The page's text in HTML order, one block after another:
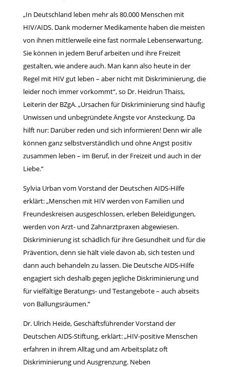
„In Deutschland leben mehr als 80.000 Menschen mit
HIV/AIDS. Dank moderner Medikamente haben die meisten
von ihnen mittlerweile eine fast normale Lebenserwartung.
Sie können in jedem Beruf arbeiten und ihre Freizeit
gestalten, wie andere auch. Man kann also heute in der
Regel mit HIV gut leben – aber nicht mit Diskriminierung, die
leider noch immer vorkommt“, so Dr. Heidrun Thaiss,
Leiterin der BZgA. „Ursachen für Diskriminierung sind häufig
Unwissen und unbegründete Ängste vor Ansteckung. Da
hilft nur: Darüber reden und sich informieren! Denn wir alle
können ganz selbstverständlich und ohne Angst positiv
zusammen leben – im Beruf, in der Freizeit und auch in der
Liebe.“
Sylvia Urban vom Vorstand der Deutschen AIDS-Hilfe
erklärt: „Menschen mit HIV werden von Familien und
Freundeskreisen ausgeschlossen, erleben Beleidigungen,
werden von Arzt- und Zahnarztpraxen abgewiesen.
Diskriminierung ist schädlich für ihre Gesundheit und für die
Prävention, denn sie hält viele davon ab, sich testen und
dann auch behandeln zu lassen. Die Deutsche AIDS-Hilfe
engagiert sich deshalb gegen jegliche Diskriminierung und
für vielfältige Beratungs- und Testangebote – auch abseits
von Ballungsräumen.“
Dr. Ulrich Heide, Geschäftsführender Vorstand der
Deutschen AIDS-Stiftung, erklärt: „HIV-positive Menschen
erfahren in ihrem Alltag und am Arbeitsplatz oft
Diskriminierung und Ausgrenzung. Neben